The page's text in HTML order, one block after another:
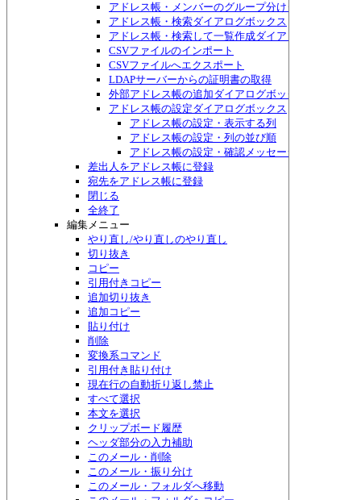
アドレス帳・メンバーのグループ分けダイアログボ
アドレス帳・検索ダイアログボックス
アドレス帳・検索して一覧作成ダイアログボックス
CSVファイルのインポート
CSVファイルへエクスポート
LDAPサーバーからの証明書の取得
外部アドレス帳の追加ダイアログボックス
アドレス帳の設定ダイアログボックス
アドレス帳の設定・表示する列
アドレス帳の設定・列の並び順
アドレス帳の設定・確認メッセージ
差出人をアドレス帳に登録
宛先をアドレス帳に登録
閉じる
全終了
編集メニュー
やり直し/やり直しのやり直し
切り抜き
コピー
引用付きコピー
追加切り抜き
追加コピー
貼り付け
削除
変換系コマンド
引用付き貼り付け
現在行の自動折り返し禁止
すべて選択
本文を選択
クリップボード履歴
ヘッダ部分の入力補助
このメール・削除
このメール・振り分け
このメール・フォルダへ移動